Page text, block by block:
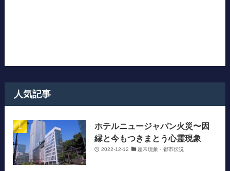
人気記事
ホテルニュージャパン火災〜因
縁と今もつきまとう心霊現象
2022-12-12 超常現象・都市伝説